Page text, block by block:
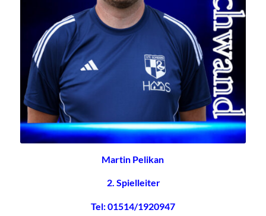
Martin Pelikan
2. Spielleiter
Tel: 01514/1920947